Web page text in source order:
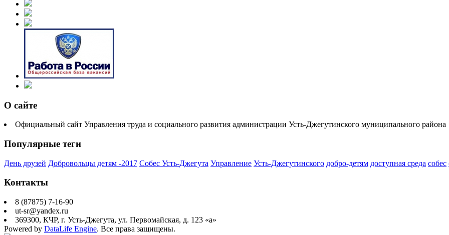
О сайте
Официальный сайт Управления труда и социального развития администрации Усть-Джегутинского муниципального района
Популярные теги
День друзей Добровольцы детям -2017 Собес Усть-Джегута Управление Усть-Джегутинского добро-детям доступная среда собес
Контакты
8 (87875) 7-16-90
ut-sr@yandex.ru
369300, КЧР, г. Усть-Джегута, ул. Первомайская, д. 123 «а»
Powered by DataLife Engine. Все права защищены.